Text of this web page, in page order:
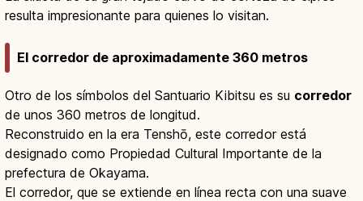
resulta impresionante para quienes lo visitan.
El corredor de aproximadamente 360 metros
Otro de los símbolos del Santuario Kibitsu es su corredor
de unos 360 metros de longitud.
Reconstruido en la era Tenshō, este corredor está
designado como Propiedad Cultural Importante de la
prefectura de Okayama.
El corredor, que se extiende en línea recta con una suave